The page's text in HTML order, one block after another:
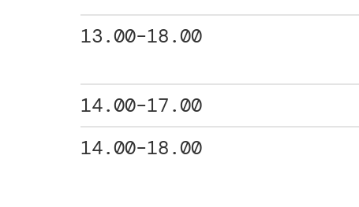
13.00–18.00
14.00–17.00
14.00–18.00